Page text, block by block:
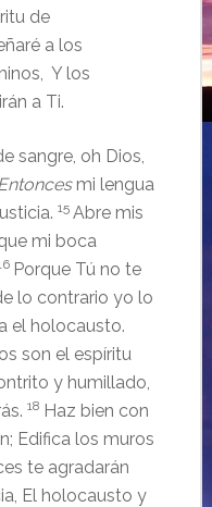
de
a los
Y los
a Ti.
sangre, oh Dios,
mi lengua
15 Abre mis
mi boca
Porque Tú no te
lo contrario yo lo
el holocausto.
son el espíritu
y humillado,
18 Haz bien con
Edifica los muros
te agradarán
El holocausto y